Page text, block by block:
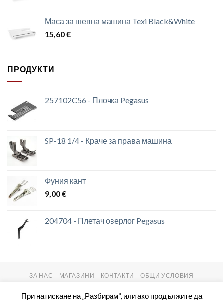
Маса за шевна машина Texi Black&White
15,60€
ПРОДУКТИ
257102C56 - Плочка Pegasus
SP-18 1/4 - Краче за права машина
Фуния кант
9,00€
204704 - Плетач оверлог Pegasus
ЗА НАС МАГАЗИНИ КОНТАКТИ ОБЩИ УСЛОВИЯ
При натискане на „Разбирам“, или ако продължите да